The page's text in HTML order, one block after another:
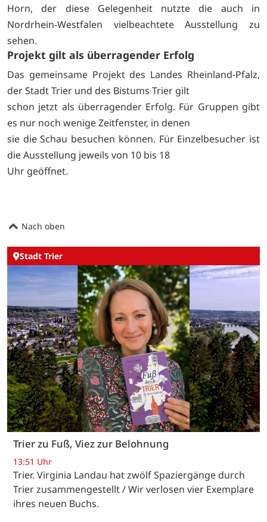
Horn, der diese Gelegenheit nutzte die auch in
Nordrhein-Westfalen vielbeachtete Ausstellung zu
sehen.
Projekt gilt als überragender Erfolg
Das gemeinsame Projekt des Landes Rheinland-Pfalz,
der Stadt Trier und des Bistums Trier gilt
schon jetzt als überragender Erfolg. Für Gruppen gibt
es nur noch wenige Zeitfenster, in denen
sie die Schau besuchen können. Für Einzelbesucher ist
die Ausstellung jeweils von 10 bis 18
Uhr geöffnet.
Nach oben
Stadt Trier
Trier zu Fuß, Viez zur Belohnung
13:51 Uhr
Trier. Virginia Landau hat zwölf Spaziergänge durch
Trier zusammengestellt / Wir verlosen vier Exemplare
ihres neuen Buchs.